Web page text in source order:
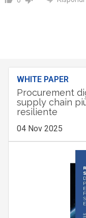
WHITE PAPER
Procurement
supply chain
resiliente
04 Nov 2025